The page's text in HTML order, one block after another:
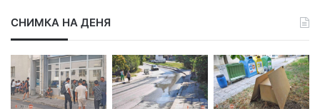
СНИМКА НА ДЕНЯ